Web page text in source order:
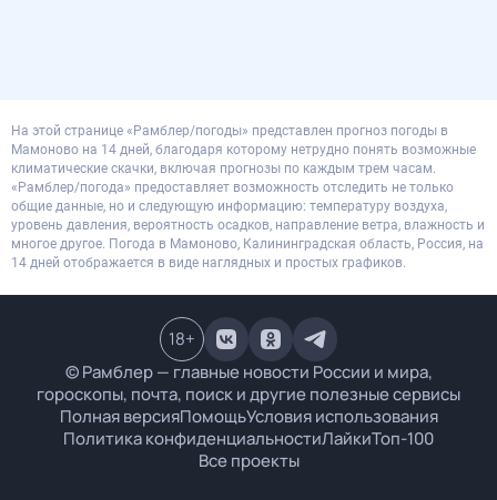
На этой странице «Рамблер/погоды» представлен прогноз погоды в
Мамоново на 14 дней, благодаря которому нетрудно понять возможные
климатические скачки, включая прогнозы по каждым трем часам.
«Рамблер/погода» предоставляет возможность отследить не только
общие данные, но и следующую информацию: температуру воздуха,
уровень давления, вероятность осадков, направление ветра, влажность и
многое другое. Погода в Мамоново, Калининградская область, Россия, на
14 дней отображается в виде наглядных и простых графиков.
© Рамблер — главные новости России и мира,
гороскопы, почта, поиск и другие полезные сервисы
Полная версияПомощьУсловия использования
Политика конфиденциальностиЛайкиТоп-100
Все проекты
18+